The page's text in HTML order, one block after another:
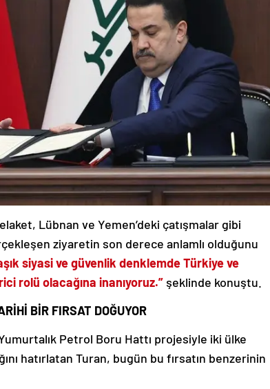
Lübnan ve Yemen’deki çatışmalar gibi
ziyaretin son derece anlamlı olduğunu
siyasi ve güvenlik denklemde Türkiye ve
rolü olacağına inanıyoruz.” şeklinde konuştu.
BİR FIRSAT DOĞUYOR
Petrol Boru Hattı projesiyle iki ülke
hatırlatan Turan, bugün bu fırsatın benzerinin